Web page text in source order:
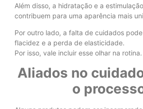
Além disso, a hidratação e a
contribuem para uma aparência mais
Por outro lado, a falta de cuidados
flacidez e a perda de elasticidade.
Por isso, vale incluir esse olhar na rotina.
Aliados no
o